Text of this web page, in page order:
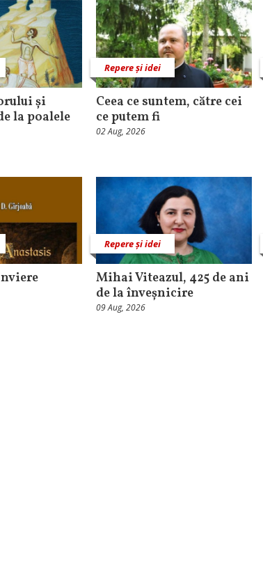
și
la poalele
Repere și idei
Ceea ce suntem, către cei
ce putem fi
02 Aug, 2026
Repere și idei
Mihai Viteazul, 425 de ani
de la înveșnicire
09 Aug, 2026